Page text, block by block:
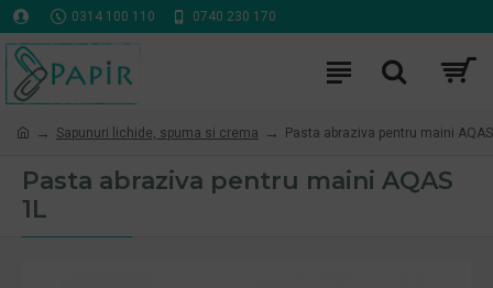
0314 100 110 0740 230 170
Sapunuri lichide, spuma si crema Pasta abraziva pentru maini
Pasta abraziva pentru maini AQAS
1L